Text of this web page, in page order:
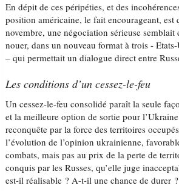
En dépit de ces péripéties, et des
position américaine, le fait encourageant, est
novembre, une négociation sérieuse
nouer, dans un nouveau format à trois -
– qui permettait un dialogue direct entre
Les conditions d’un cessez-le-feu
Un cessez-le-feu consolidé paraît la seule
et la meilleure option de sortie pour
reconquête par la force des territoires
l’évolution de l’opinion ukrainienne,
combats, mais pas au prix de la perte de
conquis par les Russes, qu’elle juge
est-il réalisable ? A-t-il une chance de durer ?